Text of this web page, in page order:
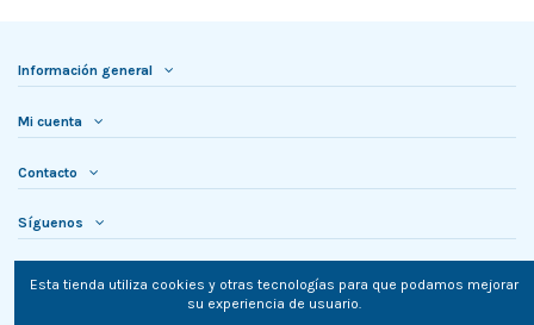
Información general
Mi cuenta
Contacto
Síguenos
Esta tienda utiliza cookies y otras tecnologías para que podamos mejorar
su experiencia de usuario.